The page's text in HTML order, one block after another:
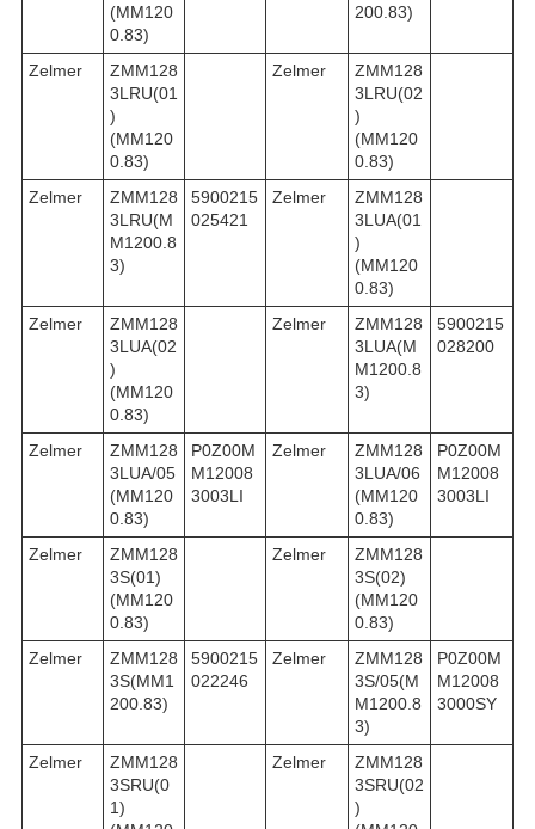
(MM120
0.83)
200.83)
Zelmer
ZMM128
3LRU(01
)
(MM120
0.83)
Zelmer
ZMM128
3LRU(02
)
(MM120
0.83)
Zelmer
ZMM128
3LRU(M
M1200.8
3)
5900215
025421
Zelmer
ZMM128
3LUA(01
)
(MM120
0.83)
Zelmer
ZMM128
3LUA(02
)
(MM120
0.83)
Zelmer
ZMM128
3LUA(M
M1200.8
3)
5900215
028200
Zelmer
ZMM128
3LUA/05
(MM120
0.83)
P0Z00M
M12008
3003LI
Zelmer
ZMM128
3LUA/06
(MM120
0.83)
P0Z00M
M12008
3003LI
Zelmer
ZMM128
3S(01)
(MM120
0.83)
Zelmer
ZMM128
3S(02)
(MM120
0.83)
Zelmer
ZMM128
3S(MM1
200.83)
5900215
022246
Zelmer
ZMM128
3S/05(M
M1200.8
3)
P0Z00M
M12008
3000SY
Zelmer
ZMM128
3SRU(0
1)
Zelmer
ZMM128
3SRU(02
)